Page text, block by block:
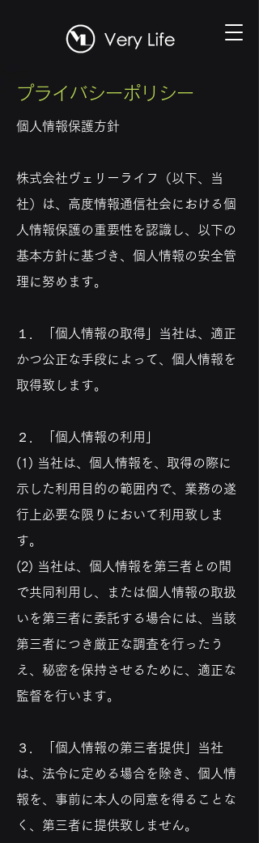
プライバシーポリシー
個人情報保護方針
株式会社ヴェリーライフ（以下、当
社）は、高度情報通信社会における個
人情報保護の重要性を認識し、以下の
基本方針に基づき、個人情報の安全管
理に努めます。
１．「個人情報の取得」当社は、適正
かつ公正な手段によって、個人情報を
取得致します。
２．「個人情報の利用」
(1) 当社は、個人情報を、取得の際に
示した利用目的の範囲内で、業務の遂
行上必要な限りにおいて利用致しま
す。
(2) 当社は、個人情報を第三者との間
で共同利用し、または個人情報の取扱
いを第三者に委託する場合には、当該
第三者につき厳正な調査を行ったう
え、秘密を保持させるために、適正な
監督を行います。
３．「個人情報の第三者提供」当社
は、法令に定める場合を除き、個人情
報を、事前に本人の同意を得ることな
く、第三者に提供致しません。